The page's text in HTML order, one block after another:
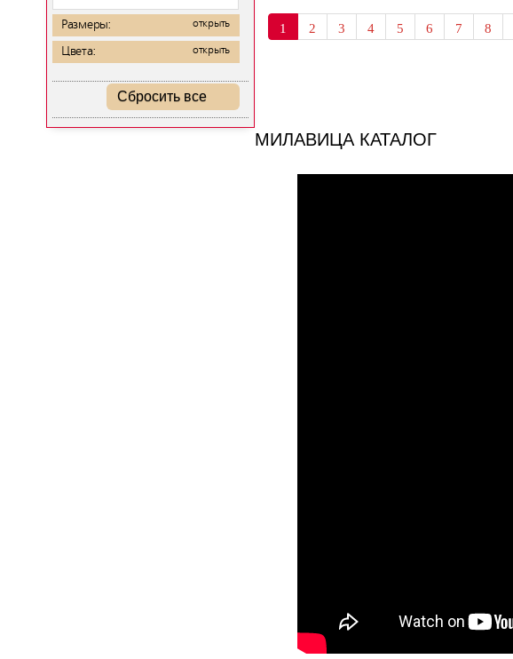
Размеры: открыть
Цвета: открыть
Сбросить все
1 2 3 4 5 6 7 8
МИЛАВИЦА КАТАЛОГ